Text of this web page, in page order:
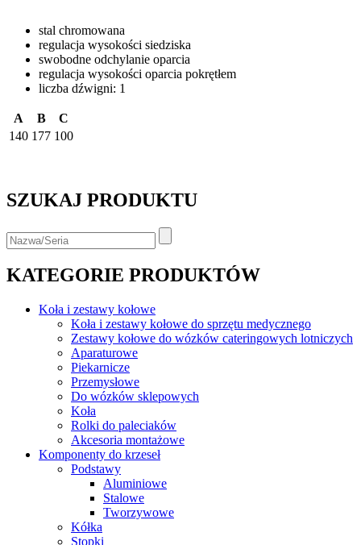
stal chromowana
regulacja wysokości siedziska
swobodne odchylanie oparcia
regulacja wysokości oparcia pokrętłem
liczba dźwigni: 1
A B
C
140 177 100
SZUKAJ PRODUKTU
KATEGORIE PRODUKTÓW
Koła i zestawy kołowe
Koła i zestawy kołowe do sprzętu medycznego
Zestawy kołowe do wózków cateringowych lotniczych
Aparaturowe
Piekarnicze
Przemysłowe
Do wózków sklepowych
Koła
Rolki do paleciaków
Akcesoria montażowe
Komponenty do krzeseł
Podstawy
Aluminiowe
Stalowe
Tworzywowe
Kółka
Stopki